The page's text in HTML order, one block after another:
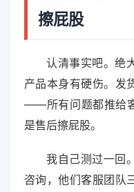
擦屁股
认清事实吧。绝
产品本身有硬伤。发
——所有问题都推给
是售后擦屁股。
我自己测过一回
咨询，他们客服团队